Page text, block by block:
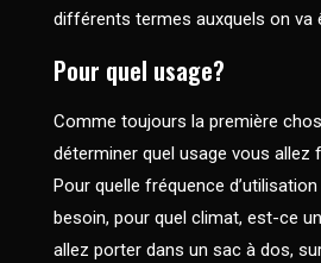
différents termes auxquels on va
Pour quel usage?
Comme toujours la première
déterminer quel usage vous allez
Pour quelle fréquence
besoin, pour quel climat, est-ce
allez porter dans un sac à dos,